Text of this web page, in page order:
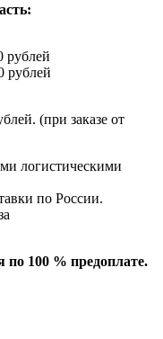
рублей
рублей
(при заказе от
логистическими
по России.
по 100 % предоплате.